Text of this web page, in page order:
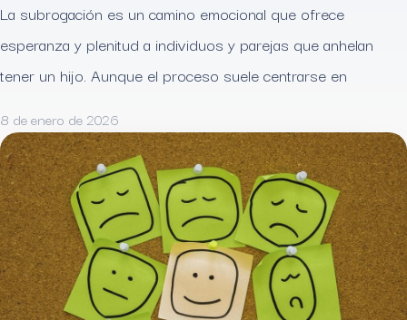
La subrogación es un camino emocional que ofrece
esperanza y plenitud a individuos y parejas que anhelan
tener un hijo. Aunque el proceso suele centrarse en
8 de enero de 2026